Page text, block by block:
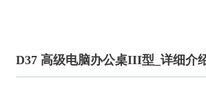
D37 高级电脑办公桌III型_详细介